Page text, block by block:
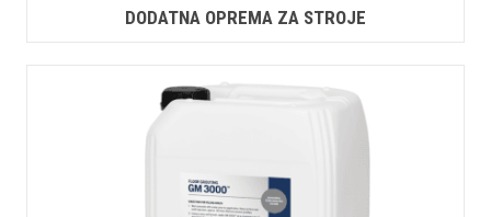
DODATNA OPREMA ZA STROJE